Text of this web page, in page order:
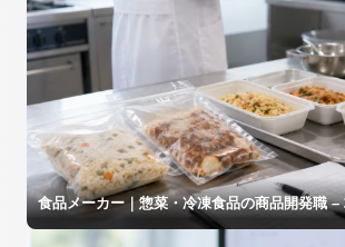
食品メーカー｜惣菜・冷凍食品の商品開発職 –